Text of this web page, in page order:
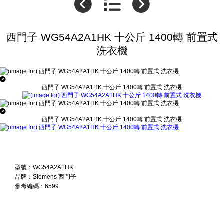
西門子 WG54A2A1HK 十公斤 1400轉 前置式
洗衣機
西門子 WG54A2A1HK 十公斤 1400轉 前置式 洗衣機
西門子 WG54A2A1HK 十公斤 1400轉 前置式 洗衣機
型號：WG54A2A1HK
品牌：Siemens 西門子
參考編碼：6599